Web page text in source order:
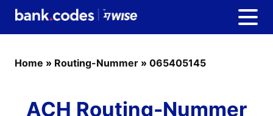
Home » Routing-Nummer » 065405145
ACH Routing-Nummer